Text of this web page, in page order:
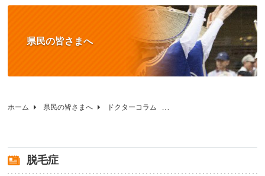
県民の皆さまへ
ホーム 県民の皆さまへ ドクターコラム
脱毛症